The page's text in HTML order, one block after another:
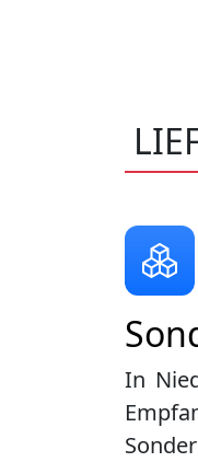
In